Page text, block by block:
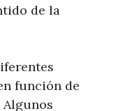
de la
función de
Algunos